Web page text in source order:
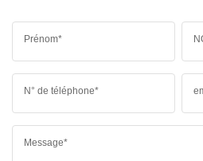
Prénom*
N° de téléphone*
Message*